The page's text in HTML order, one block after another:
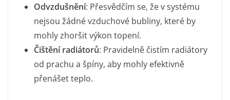
Odvzdušnění: Přesvědčím se, že v systému
nejsou žádné vzduchové bubliny, které by
mohly zhoršit výkon topení.
Čištění radiátorů: Pravidelně čistím radiátory
od prachu a špíny, aby mohly efektivně
přenášet teplo.